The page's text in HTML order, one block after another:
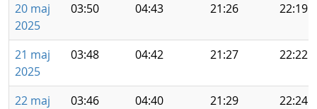
20 maj
2025
03:50 04:43 21:26 22:19
21 maj
2025
03:48 04:42 21:27 22:22
22 maj
03:46 04:40 21:29 22:24